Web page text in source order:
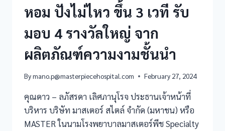
หอม ปังไม่ไหว ขึ้น 3 เวที รับ
มอบ 4 รางวัลใหญ่ จาก
ผลิตภัณฑ์ความงามชั้นนำ
Bymano.p@masterpiecehospital.com February 27, 2024
คุณดาว – ลภัสรดา เลิศภานุโรจ ประธานเจ้าหน้าที่
บริหาร บริษัท มาสเตอร์ สไตล์ จำกัด (มหาชน) หรือ
MASTER ในนามโรงพยาบาลมาสเตอร์พีช Specialty